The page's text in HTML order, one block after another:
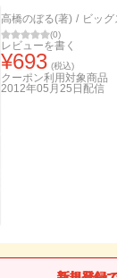
高橋のぼる(著) / ビッ
(0)
レビューを書く
¥693 (税込)
クーポン利用対象商品
2012年05月25日 配信